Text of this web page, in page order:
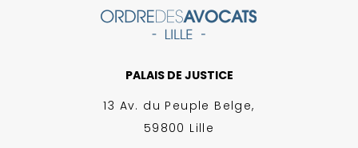
PALAIS DE JUSTICE
13 Av. du Peuple Belge,
59800 Lille